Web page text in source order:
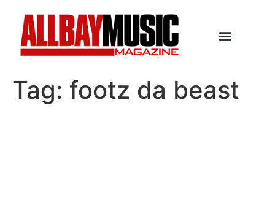
Tag: footz da beast